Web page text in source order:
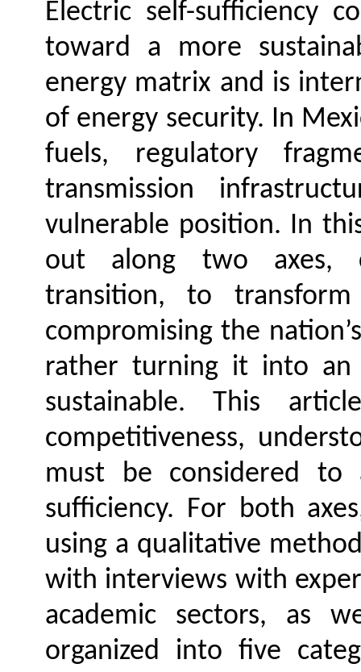
Electric self-sufficiency
toward a more
energy matrix and is
of energy security. In
fuels, regulatory
transmission
vulnerable position. In
out along two axes,
transition, to
compromising the
rather turning it into
sustainable. This
competitiveness,
must be considered to
sufficiency. For both
using a qualitative
with interviews with
academic sectors, as
organized into five